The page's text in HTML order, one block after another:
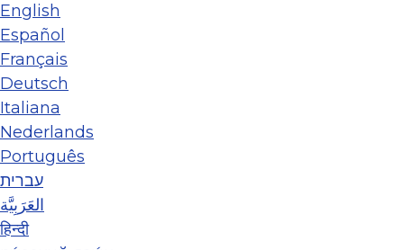
English
Español
Français
Deutsch
Italiana
Nederlands
Português
עברית
العَرَبِيَّة
हिन्दी